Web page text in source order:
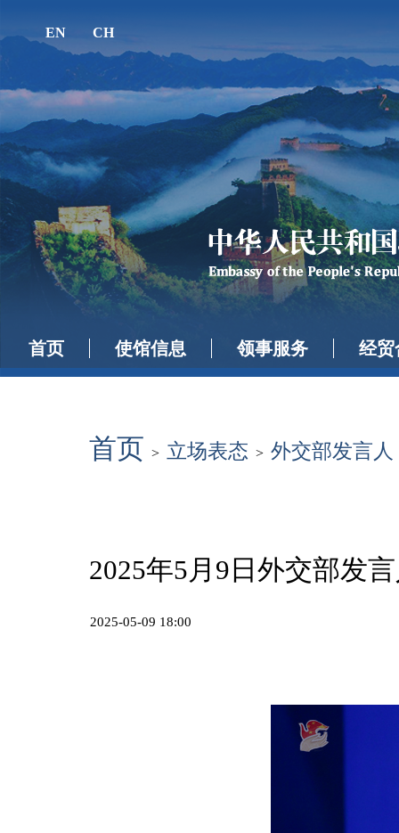
EN CH
首页 使馆信息 领事服务 经贸
首页 > 立场表态 > 外交部发言人
2025年5月9日外交部发
2025-05-09 18:00